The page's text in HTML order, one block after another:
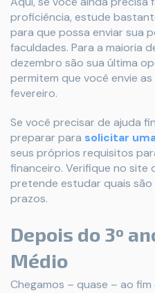
proficiência, estude
para que possa enviar sua
faculdades. Para a maioria
dezembro são sua última
permitem que você envie
fevereiro.
Se você precisar de ajuda
preparar para solicitar
seus próprios requisitos
financeiro. Verifique no site
pretende estudar quais
prazos.
Depois do 3º
Médio
Chegamos – quase – ao